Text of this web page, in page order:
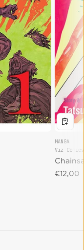
MANGA
Vendor:
Viz Comics
Regular
€12,00